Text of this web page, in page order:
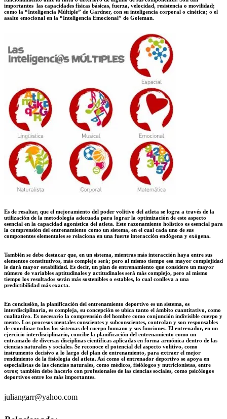
importantes las capacidades físicas básicas, fuerza, velocidad, resistencia o movilidad;
como la “Inteligencia Múltiple” de Gardner, con su inteligencia corporal o cinética; o el
asalto emocional en la “Inteligencia Emocional” de Goleman.
Es de resaltar, que el mejoramiento del poder volitivo del atleta se logra a través de la
utilización de la metodología adecuada para lograr la optimización de este aspecto
esencial en la capacidad agonística del atleta. Este razonamiento holístico es esencial para
la comprensión del entrenamiento como un sistema, en el cual cada uno de sus
componentes elementales se relaciona en una fuerte interacción endógena y exógena.
También se debe destacar que, en un sistema, mientras más interacción haya entre sus
elementos constitutivos, más complejo será; pero al mismo tiempo esa mayor complejidad
le dará mayor estabilidad. Es decir, un plan de entrenamiento que considere un mayor
número de variables aptitudinales y actitudinales será más complejo, pero al mismo
tiempo los resultados serán más sostenibles o estables, lo cual conlleva a una
predictibilidad más exacta.
En conclusión, la planificación del entrenamiento deportivo es un sistema, es
interdisciplinaria, es compleja, su concepción se ubica tanto el ámbito cuantitativo, como
cualitativo. Es necesario la comprensión del hombre como conjunción indivisible cuerpo y
mente. Los procesos mentales conscientes y subconscientes, controlan y son responsables
de coordinar todos los sistemas del cuerpo humano y sus funciones. El entrenador, en un
ejercicio interdisciplinario, concibe la planificación del entrenamiento como un
entramado de diversas disciplinas científicas aplicadas en forma armónica dentro de las
ciencias naturales y sociales. Se reconoce el potencial del aspecto volitivo, como
instrumento decisivo a lo largo del plan de entrenamiento, para extraer el mejor
rendimiento de la fisiología del atleta. Así como el entrenador deportivo se apoya en
especialistas de las ciencias naturales, como médicos, fisiólogos y nutricionistas, entre
otros; también debe hacerlo con profesionales de las ciencias sociales, como psicólogos
deportivos entre los más importantes.
juliangarr@yahoo.com